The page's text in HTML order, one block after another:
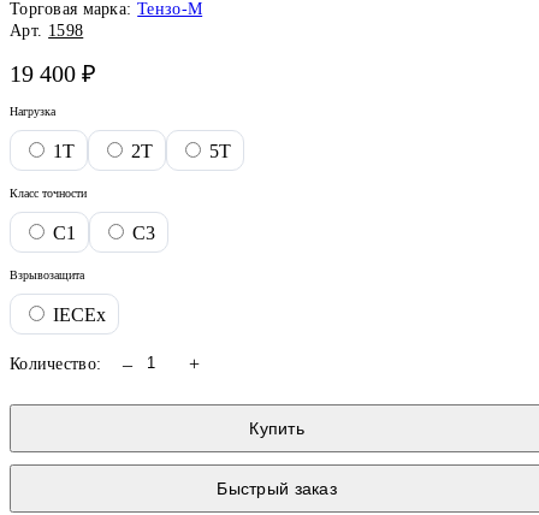
Торговая марка: Тензо-М
Арт. 1598
19 400 ₽
Нагрузка
1T 2T 5T
Класс точности
C1 C3
Взрывозащита
IECEx
Количество: – +
Купить
Быстрый заказ